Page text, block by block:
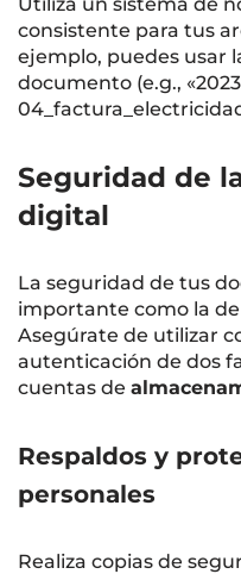
consistente para tus
ejemplo, puedes usar
documento (e.g.,
Seguridad de
digital
La seguridad de tus
importante como la
Asegúrate de utilizar
autenticación de dos
cuentas de
Respaldos y
personales
Realiza copias de